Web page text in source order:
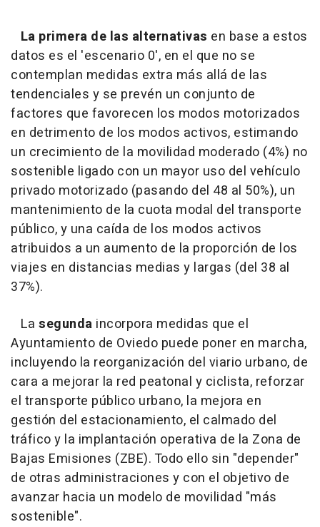
La primera de las alternativas en base a estos
datos es el 'escenario 0', en el que no se
contemplan medidas extra más allá de las
tendenciales y se prevén un conjunto de
factores que favorecen los modos motorizados
en detrimento de los modos activos, estimando
un crecimiento de la movilidad moderado (4%) no
sostenible ligado con un mayor uso del vehículo
privado motorizado (pasando del 48 al 50%), un
mantenimiento de la cuota modal del transporte
público, y una caída de los modos activos
atribuidos a un aumento de la proporción de los
viajes en distancias medias y largas (del 38 al
37%).
La segunda incorpora medidas que el
Ayuntamiento de Oviedo puede poner en marcha,
incluyendo la reorganización del viario urbano, de
cara a mejorar la red peatonal y ciclista, reforzar
el transporte público urbano, la mejora en
gestión del estacionamiento, el calmado del
tráfico y la implantación operativa de la Zona de
Bajas Emisiones (ZBE). Todo ello sin "depender"
de otras administraciones y con el objetivo de
avanzar hacia un modelo de movilidad "más
sostenible".